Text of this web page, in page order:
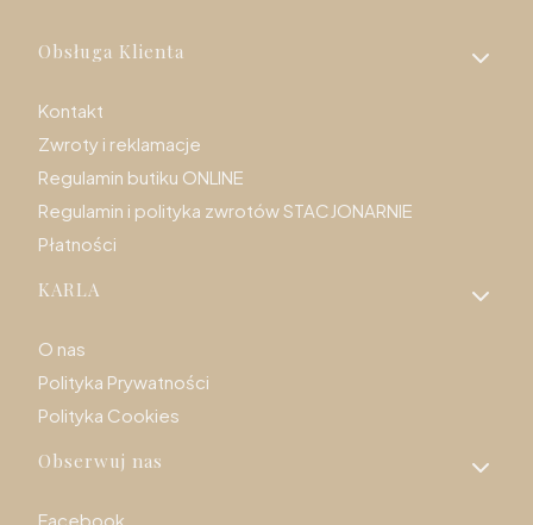
Linki w stopce
Obsługa Klienta
Kontakt
Zwroty i reklamacje
Regulamin butiku ONLINE
Regulamin i polityka zwrotów STACJONARNIE
Płatności
KARLA
O nas
Polityka Prywatności
Polityka Cookies
Obserwuj nas
Facebook